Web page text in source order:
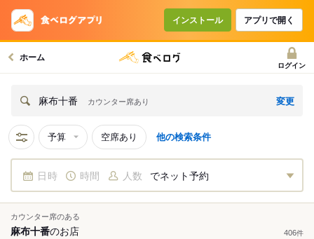
インストール アプリで開く
ホーム
ログイン
麻布十番 カウンター席あり 変更
予算 空席あり 他の検索条件
日時 時間 人数 でネット予約
カウンター席のある
麻布十番のお店 406件